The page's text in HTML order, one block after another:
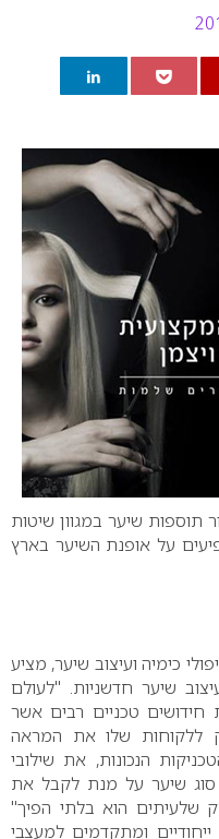
תוספות שיער במגוון שיטות
על אופנת השיער בארץ
כימיה ועיצוב שיער, מציע
שיער חדשניות. "לעולם
חידושים טכניים רבים אשר
ללקוחות שלו את המראה
הנכונות, את שילובי
סוג שיער על מנת לקבל את
שלעיתים הוא בלתי הפיך"
ומתקדמים למעצבי